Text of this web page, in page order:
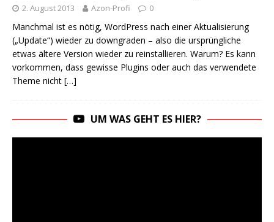
2. August 2013 Azon-Profi 0
Manchmal ist es nötig, WordPress nach einer Aktualisierung
(„Update“) wieder zu downgraden – also die ursprüngliche
etwas ältere Version wieder zu reinstallieren. Warum? Es kann
vorkommen, dass gewisse Plugins oder auch das verwendete
Theme nicht […]
UM WAS GEHT ES HIER?